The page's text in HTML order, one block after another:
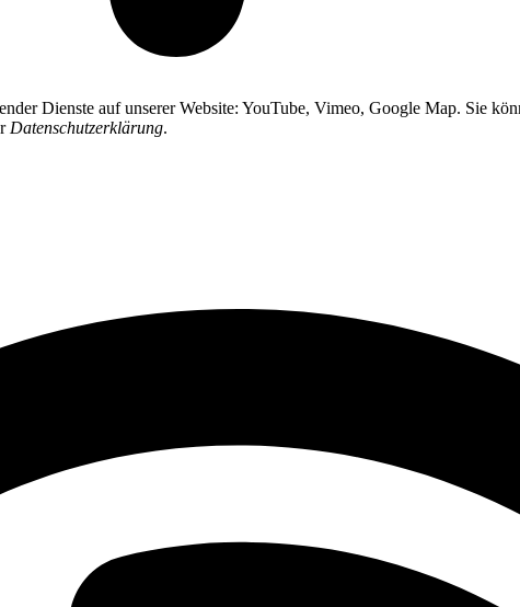
Dienste auf unserer Website: YouTube, Vimeo, Google Map. Sie
Datenschutzerklärung.